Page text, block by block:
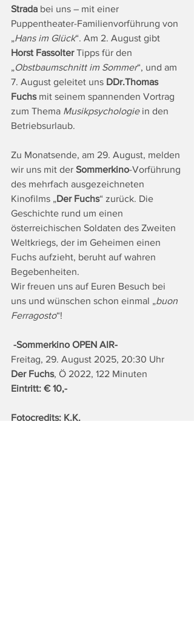
Strada bei uns – mit einer
Puppentheater-Familienvorführung von
„Hans im Glück“. Am 2. August gibt
Horst Fassolter Tipps für den
„Obstbaumschnitt im Sommer“, und am
7. August geleitet uns DDr.Thomas
Fuchs mit seinem spannenden Vortrag
zum Thema Musikpsychologie in den
Betriebsurlaub.
Zu Monatsende, am 29. August, melden
wir uns mit der Sommerkino-Vorführung
des mehrfach ausgezeichneten
Kinofilms „Der Fuchs“ zurück. Die
Geschichte rund um einen
österreichischen Soldaten des Zweiten
Weltkriegs, der im Geheimen einen
Fuchs aufzieht, beruht auf wahren
Begebenheiten.
Wir freuen uns auf Euren Besuch bei
uns und wünschen schon einmal „buon
Ferragosto“!
-Sommerkino OPEN AIR-
Freitag, 29. August 2025, 20:30 Uhr
Der Fuchs, Ö 2022, 122 Minuten
Eintritt: € 10,-
Fotocredits: K.K.